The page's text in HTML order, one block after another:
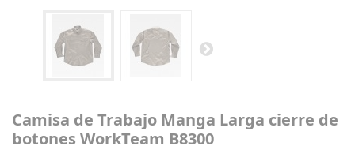
Camisa de Trabajo Manga Larga cierre de
botones WorkTeam B8300